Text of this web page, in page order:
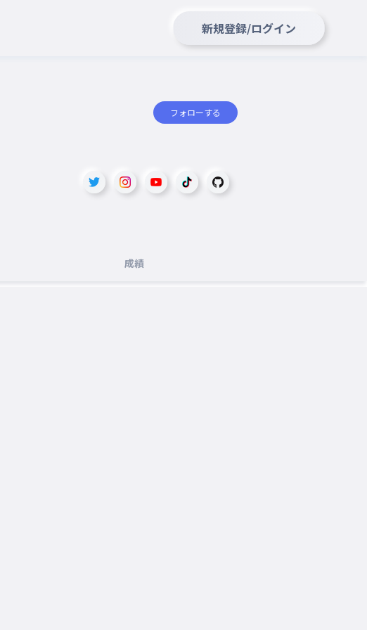
新規登録/ログイン
フォローする
成績